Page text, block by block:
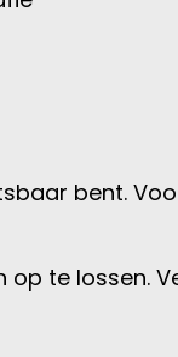
bent.
te lossen.